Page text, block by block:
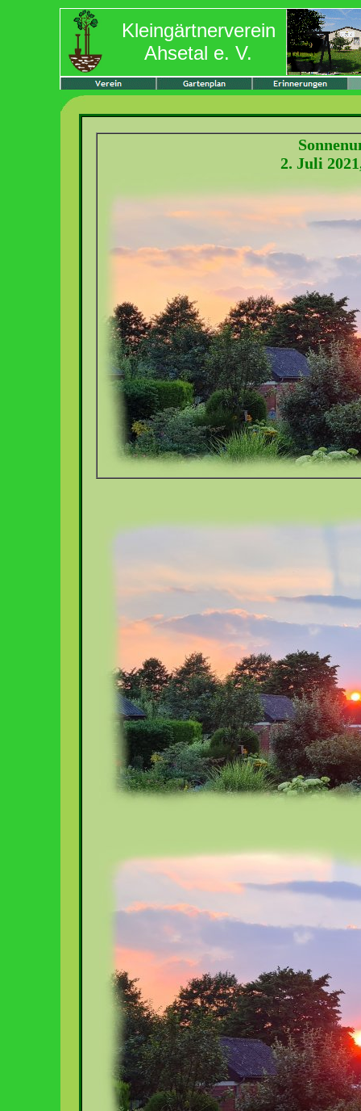
Kleingärtnerverein
Ahsetal e. V.
2. Juli